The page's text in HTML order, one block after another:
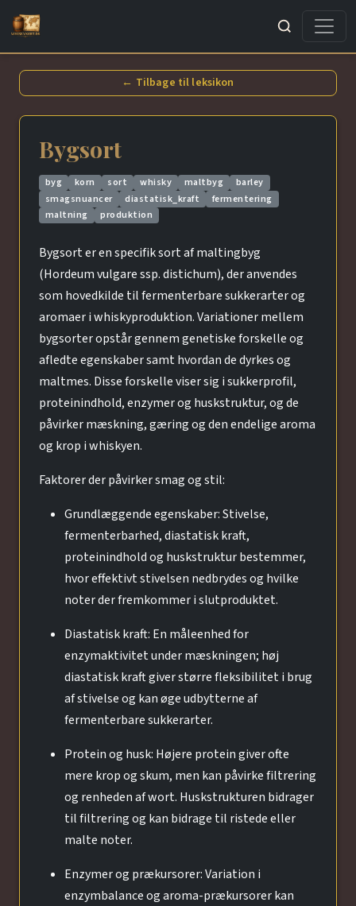
Søg
← Tilbage til leksikon
Bygsort
byg korn sort whisky maltbyg
barley
smagsnuancer
diastatisk_kraft
fermentering
maltning
produktion
Bygsort er en specifik sort af maltingbyg
(Hordeum vulgare ssp. distichum), der anvendes
som hovedkilde til fermenterbare sukkerarter og
aromaer i whiskyproduktion. Variationer mellem
bygsorter opstår gennem genetiske forskelle og
afledte egenskaber samt hvordan de dyrkes og
maltmes. Disse forskelle viser sig i sukkerprofil,
proteinindhold, enzymer og huskstruktur, og de
påvirker mæskning, gæring og den endelige aroma
og krop i whiskyen.
Faktorer der påvirker smag og stil:
Grundlæggende egenskaber: Stivelse,
fermenterbarhed, diastatisk kraft,
proteinindhold og huskstruktur bestemmer,
hvor effektivt stivelsen nedbrydes og hvilke
noter der fremkommer i slutproduktet.
Diastatisk kraft: En måleenhed for
enzymaktivitet under mæskningen; høj
diastatisk kraft giver større fleksibilitet i brug
af stivelse og kan øge udbytterne af
fermenterbare sukkerarter.
Protein og husk: Højere protein giver ofte
mere krop og skum, men kan påvirke filtrering
og renheden af wort. Huskstrukturen bidrager
til filtrering og kan bidrage til ristede eller
malte noter.
Enzymer og prækursorer: Variation i
enzymbalance og aroma-prækursorer kan